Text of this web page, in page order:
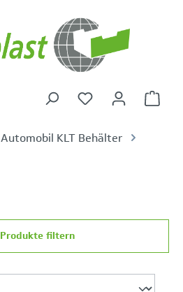
Automobil KLT Behälter
Produkte filtern